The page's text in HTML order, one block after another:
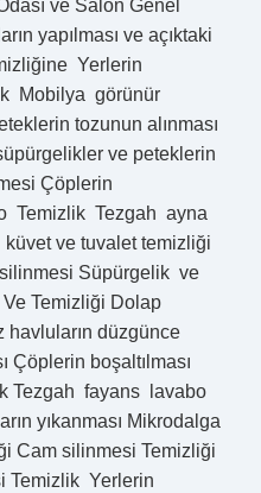
ve Salon Genel
yapılması ve açıktaki
Yerlerin
Mobilya görünür
tozunun alınması
ve peteklerin
Çöplerin
Temizlik Tezgah ayna
ve tuvalet temizliği
silinmesi Süpürgelik ve
Ve Temizliği Dolap
havluların düzgünce
Çöplerin boşaltılması
Tezgah fayans lavabo
yıkanması Mikrodalga
Cam silinmesi Temizliği
Temizlik Yerlerin